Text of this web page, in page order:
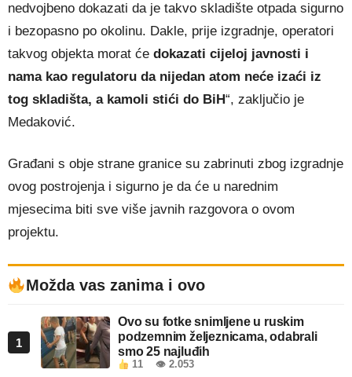
nedvojbeno dokazati da je takvo skladište otpada sigurno
i bezopasno po okolinu. Dakle, prije izgradnje, operatori
takvog objekta morat će dokazati cijeloj javnosti i
nama kao regulatoru da nijedan atom neće izaći iz
tog skladišta, a kamoli stići do BiH“, zaključio je
Medaković.
Građani s obje strane granice su zabrinuti zbog izgradnje
ovog postrojenja i sigurno je da će u narednim
mjesecima biti sve više javnih razgovora o ovom
projektu.
Možda vas zanima i ovo
1
Ovo su fotke snimljene u ruskim
podzemnim željeznicama, odabrali
smo 25 najluđih
11 👁 2.053